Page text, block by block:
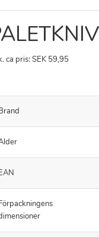
ca pris: SEK 59,95
Brand
EAN
Förpackningens